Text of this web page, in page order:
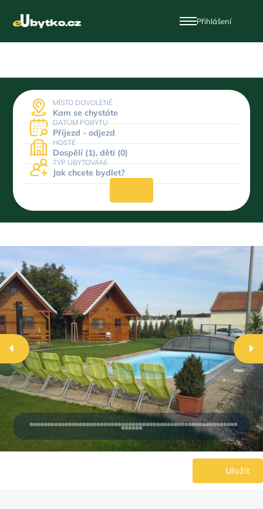
Přihlášení
MÍSTO DOVOLENÉ
Kam se chystáte
DATUM POBYTU
Příjezd - odjezd
HOSTÉ
Dospělí (1), děti (0)
TYP UBYTOVÁNÍ
Jak chcete bydlet?
Uložit